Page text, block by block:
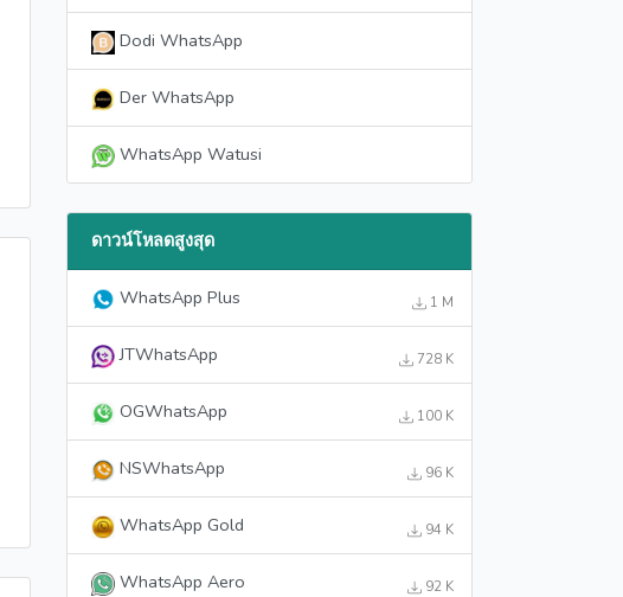
Dodi WhatsApp
Der WhatsApp
WhatsApp Watusi
ดาวน์โหลดสูงสุด
WhatsApp Plus 1 M
JTWhatsApp 728 K
OGWhatsApp 100 K
NSWhatsApp 96 K
WhatsApp Gold 94 K
WhatsApp Aero 92 K